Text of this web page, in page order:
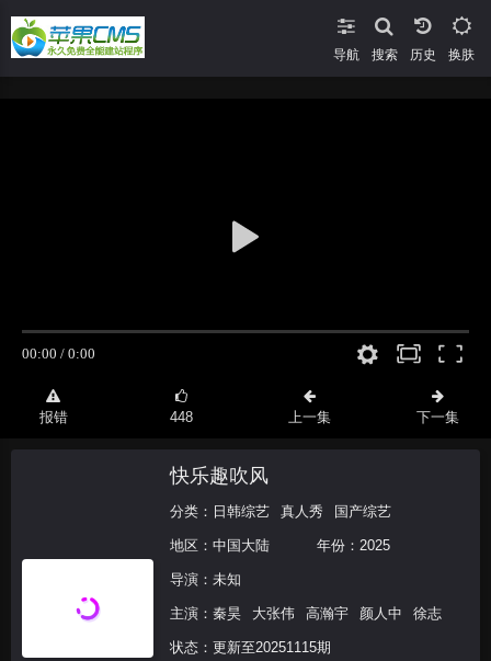
导航 搜索 换肤
报错 448 上一集 下一集
快乐趣吹风
分类： 日韩综艺 真人秀 国产综艺
地区： 中国大陆 年份： 2025
导演：未知
主演： 秦昊 大张伟 高瀚宇 颜人中 徐志
状态：更新至20251115期